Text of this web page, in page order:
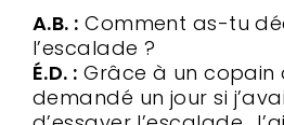
A.B. : Comment as-tu
l’escalade ?
É.D. : Grâce à un copain
demandé un jour si